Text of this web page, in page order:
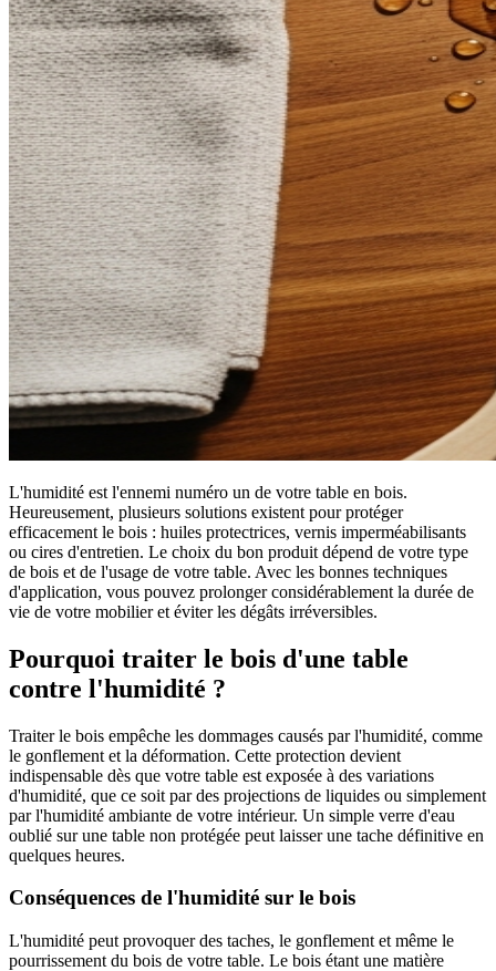
L'humidité est l'ennemi numéro un de votre table en bois.
Heureusement, plusieurs solutions existent pour protéger
efficacement le bois : huiles protectrices, vernis imperméabilisants
ou cires d'entretien. Le choix du bon produit dépend de votre type
de bois et de l'usage de votre table. Avec les bonnes techniques
d'application, vous pouvez prolonger considérablement la durée de
vie de votre mobilier et éviter les dégâts irréversibles.
Pourquoi traiter le bois d'une table
contre l'humidité ?
Traiter le bois empêche les dommages causés par l'humidité, comme
le gonflement et la déformation. Cette protection devient
indispensable dès que votre table est exposée à des variations
d'humidité, que ce soit par des projections de liquides ou simplement
par l'humidité ambiante de votre intérieur. Un simple verre d'eau
oublié sur une table non protégée peut laisser une tache définitive en
quelques heures.
Conséquences de l'humidité sur le bois
L'humidité peut provoquer des taches, le gonflement et même le
pourrissement du bois de votre table. Le bois étant une matière